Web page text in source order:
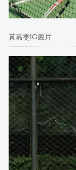
黃嘉雯IG圖片